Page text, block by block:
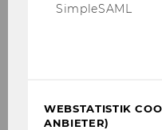
SimpleSAML
WEBSTATISTIK
ANBIETER)